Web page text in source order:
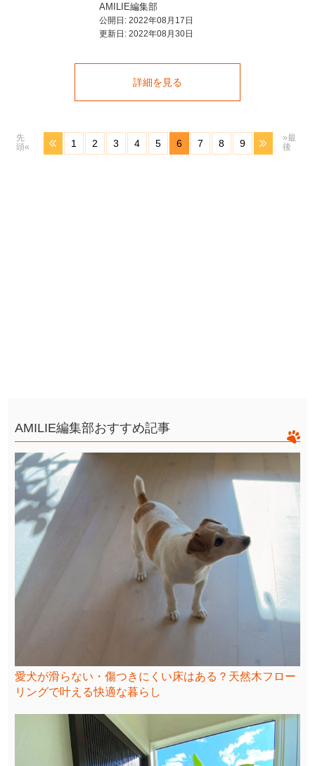
AMILIE編集部
公開日: 2022年08月17日
更新日: 2022年08月30日
詳細を見る
先
頭«
1 2 3 4 5 6 7 8 9
»最
後
AMILIE編集部おすすめ記事
愛犬が滑らない・傷つきにくい床はある？天然木フロー
リングで叶える快適な暮らし